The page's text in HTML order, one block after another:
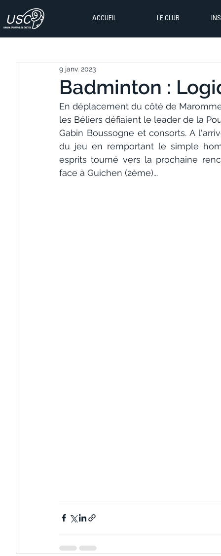
ACCUEIL LE CLUB
Badminton :
9 janv. 2023
En déplacement du côté de
les Béliers défiaient le leader de la
Gabin Boussogne et consorts. A
du jeu en remportant le simple
esprits tourné vers la prochaine
face à Guichen (2ème)...